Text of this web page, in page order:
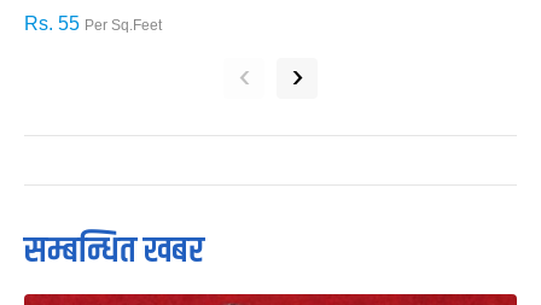
Rs. 55 Per Sq.Feet
‹ ›
सम्बन्धित खबर